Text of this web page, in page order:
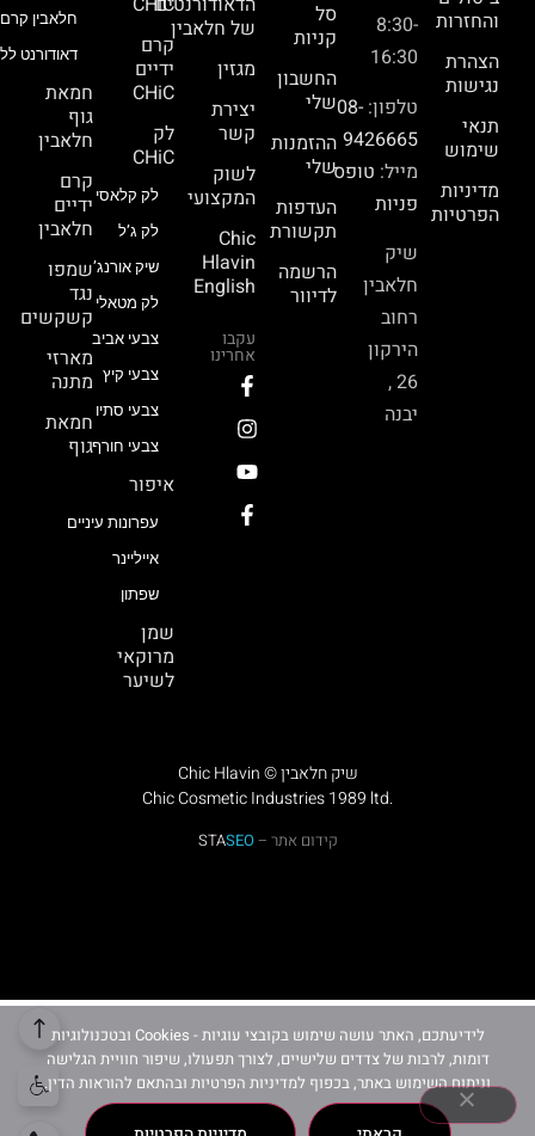
והחזרות
הצהרת
נגישות
תנאי
שימוש
מדיניות
הפרטיות
8:30-
16:30
טלפון: 08-
9426665
מייל: טופס
פניות
שיק
חלאבין
רחוב
הירקון
26 ,
יבנה
סל
קניות
החשבון
שלי
ההזמנות
שלי
העדפות
תקשורת
הרשמה
לדיוור
של חלאבין
מגזין
יצירת
קשר
לשוק
המקצועי
Chic
Hlavin
English
עקבו
אחרינו
קרם
ידיים
CHiC
לק
CHiC
לק קלאסי
לק ג’ל
שיק אורנג’
לק מטאלי
צבעי אביב
צבעי קיץ
צבעי סתיו
צבעי חורף
איפור
עפרונות עיניים
אייליינר
שפתון
שמן
מרוקאי
לשיער
חלאבין
דאודורנט
חמאת
גוף
חלאבין
קרם
ידיים
חלאבין
שמפו
נגד
קשקשים
מארזי
מתנה
חמאת
גוף
Chic Hlavin © שיק חלאבין
Chic Cosmetic Industries 1989 ltd.
קידום אתר – STASEO
לידיעתכם, האתר עושה שימוש בקובצי עוגיות - Cookies ובטכנולוגיות
דומות, לרבות של צדדים שלישיים, לצורך תפעולו, שיפור חוויית הגלישה
וניתוח השימוש באתר, בכפוף למדיניות הפרטיות ובהתאם להוראות הדין.